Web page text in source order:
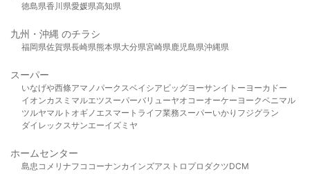
徳島県香川県愛媛県高知県
九州・沖縄 のチラシ
福岡県佐賀県長崎県熊本県大分県宮崎県鹿児島県沖縄県
スーパー
いなげや西條アマノパークスベイシア ビッグヨーサンイトーヨーカドー
イオンカスミ マルエツスーパーバリューヤオコーオーケー ヨークベニマル
ツルヤマルト オギノ エスマート ライフ業務スーパーいかり フジグラン
ダイレックスサンエーイズミヤ
ホームセンター
島忠 コメリ ナフコ コーナンカインズアストロプロダクツDCM